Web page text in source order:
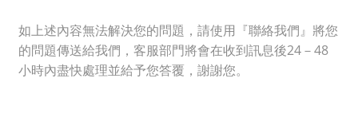
如上述內容無法解決您的問題，請使用『聯絡我們』將您
的問題傳送給我們，客服部門將會在收到訊息後24 － 48
小時內盡快處理並給予您答覆，謝謝您。